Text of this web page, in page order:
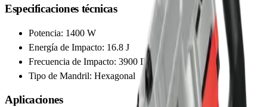
Especificaciones técnicas
Potencia: 1400 W
Energía de Impacto: 16.8 J
Frecuencia de Impacto: 3900 IPM
Tipo de Mandril: Hexagonal
Aplicaciones